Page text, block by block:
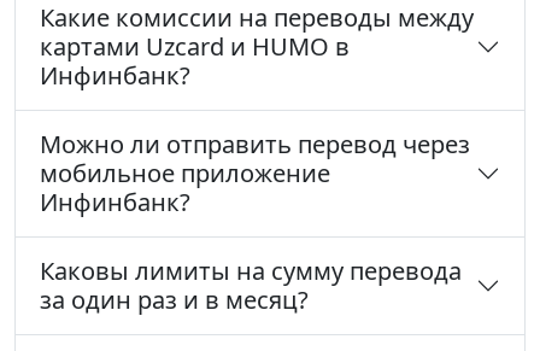
Какие комиссии на переводы между
картами Uzcard и HUMO в
Инфинбанк?
Можно ли отправить перевод через
мобильное приложение
Инфинбанк?
Каковы лимиты на сумму перевода
за один раз и в месяц?